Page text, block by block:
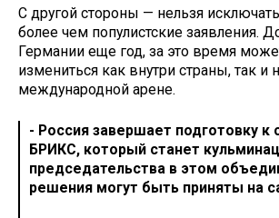
С другой стороны — нельзя
более чем популистские заявления.
Германии еще год, за это время
измениться как внутри страны, так и
международной арене.
- Россия завершает подготовку к
БРИКС, который станет
председательства в этом
решения могут быть приняты на